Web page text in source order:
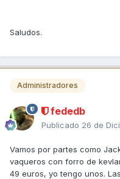
Saludos.
Administradores
fededb
Publicado 26 de
Vamos por partes como
vaqueros con forro de
49 euros, yo tengo unos.